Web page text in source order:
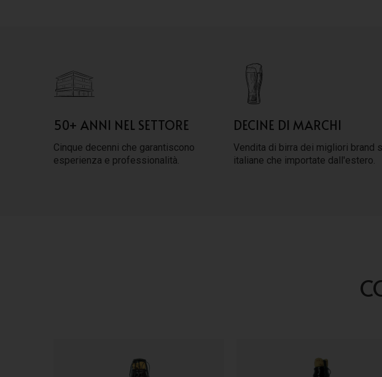
50+ ANNI NEL SETTORE
Cinque decenni che garantiscono
esperienza e professionalità.
DECINE DI MARCHI
Vendita di birra dei migliori brand
italiane che importate dall'estero.